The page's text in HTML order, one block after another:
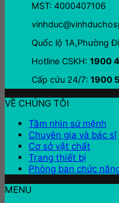
MST: 4000407106
Quốc lộ 1A,Phường
Hotline CSKH: 1900
Cấp cứu 24/7: 1900
VỀ CHÚNG TÔI
Tầm nhìn sứ mệnh
Chuyên gia và bác sĩ
Cơ sở vật chất
Trang thiết bị
Phòng ban chức
MENU